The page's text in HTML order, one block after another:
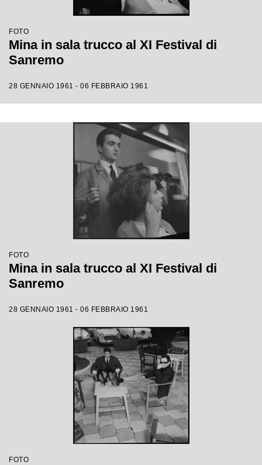
FOTO
Mina in sala trucco al XI Festival di
Sanremo
28 GENNAIO 1961 - 06 FEBBRAIO 1961
FOTO
Mina in sala trucco al XI Festival di
Sanremo
28 GENNAIO 1961 - 06 FEBBRAIO 1961
FOTO